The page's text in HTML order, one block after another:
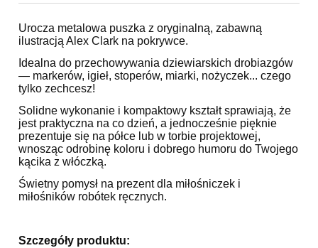
Urocza metalowa puszka z oryginalną, zabawną
ilustracją Alex Clark na pokrywce.
Idealna do przechowywania dziewiarskich drobiazgów
— markerów, igieł, stoperów, miarki, nożyczek... czego
tylko zechcesz!
Solidne wykonanie i kompaktowy kształt sprawiają, że
jest praktyczna na co dzień, a jednocześnie pięknie
prezentuje się na półce lub w torbie projektowej,
wnosząc odrobinę koloru i dobrego humoru do Twojego
kącika z włóczką.
Świetny pomysł na prezent dla miłośniczek i
miłośników robótek ręcznych.
Szczegóły produktu: